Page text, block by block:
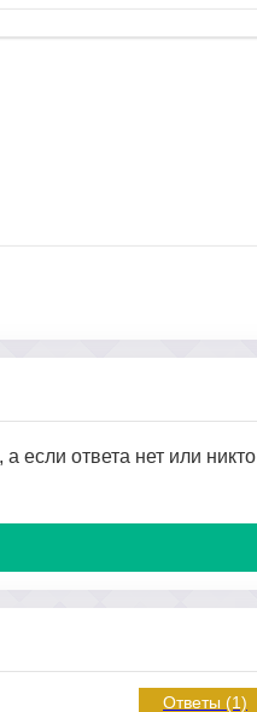
если ответа нет или никто
Ответы (1)